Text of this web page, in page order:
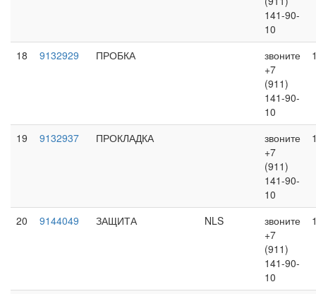
141-90-
10
18 9132929 ПРОБКА
звоните
+7
(911)
141-90-
10
19 9132937 ПРОКЛАДКА
звоните
+7
(911)
141-90-
10
20 9144049 ЗАЩИТА NLS
звоните
+7
(911)
141-90-
10